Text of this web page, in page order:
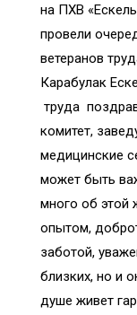
на ПХВ
провели
ветеранов
Карабулак
труда
комитет,
медицинские
может быть
много об этой
опытом,
заботой,
близких, но и
душе живет